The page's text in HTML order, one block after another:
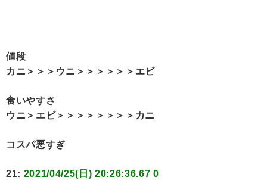
値段
カニ＞＞＞ウニ＞＞＞＞＞＞エビ
食いやすさ
ウニ＞エビ＞＞＞＞＞＞＞＞カニ
コスパ悪すぎ
21: 2021/04/25(日) 20:26:36.67 0